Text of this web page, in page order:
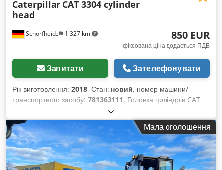
Schorfheide 1 327 km
Caterpillar CAT 3304 cylinder
head
850 EUR
фіксована ціна додається ПДВ
Запитати Зателефонувати
Рік виготовлення: 2018, Стан: новий, номер машини/
транспортного засобу: 781363111, Головка циліндрів CAT
3304 Dwsdpshyx U Djfx Al Aoa * Нова * Додаткова
інформація Тип: двигун, Загальний стан: дуже хороший,
Технічний стан: дуже хороший, Візуальний стан: дуже
хороший,
Мала оголошення